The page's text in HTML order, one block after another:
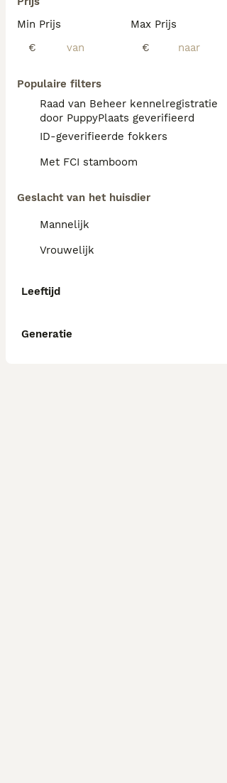
Min Prijs
€
Max Prijs
€
Populaire filters
Raad van Beheer kennelregistratie
door PuppyPlaats geverifieerd
ID-geverifieerde fokkers
Met FCI stamboom
Geslacht van het huisdier
Mannelijk
Vrouwelijk
Leeftijd
Generatie